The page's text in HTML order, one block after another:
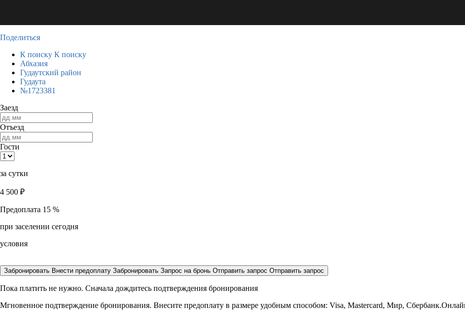
Поделиться
К поиску К поиску
Абхазия
Гудаутский район
Гудаута
№1723381
Заезд
Отъезд
Гости
за сутки
4 500 ₽
Предоплата 15 %
при заселении сегодня
условия
Забронировать Внести предоплату Забронировать Запрос на бронь Отправить запрос Отправить запрос
Пока платить не нужно. Сначала дождитесь подтверждения бронирования
Мгновенное подтверждение бронирования. Внесите предоплату в размере удобным способом: Visa, Mastercard, Мир,